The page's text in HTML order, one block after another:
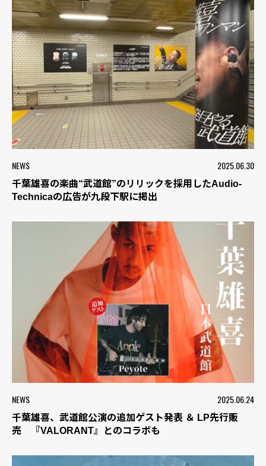
NEWS 2025.06.30
千葉雄喜の楽曲“武道館”のリリックを採用したAudio-
Technicaの広告が九段下駅に掲出
NEWS 2025.06.24
千葉雄喜、武道館公演の追加ゲスト発表 ＆ LP先行販
売 『VALORANT』とのコラボも